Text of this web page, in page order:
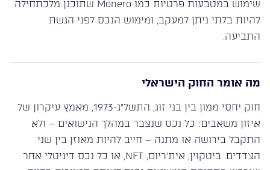
שימוש במטבעות פרטיות כמו Monero שתוכנן מלכתחילה
להיות בלתי ניתן למעקב, ומימוש הנכס לפני הגשת
התביעה.
מה אומר החוק הישראלי
חוק יחסי ממון בין בני זוג, התשל”ג-1973, מאמץ עיקרון של
איזון משאבים: כל נכס שנצבר במהלך הנישואים – ולא
התקבל בירושה או מתנה – חייב להיות מאוזן בין שני
הצדדים. ביטקוין, אית’ריום, NFT, או כל נכס דיגיטלי אחר